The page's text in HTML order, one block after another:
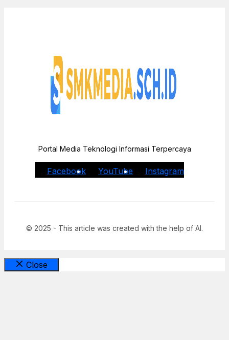
Portal Media Teknologi Informasi Terpercaya
Facebook YouTube Instagram
© 2025 - This article was created with the help of AI.
Close